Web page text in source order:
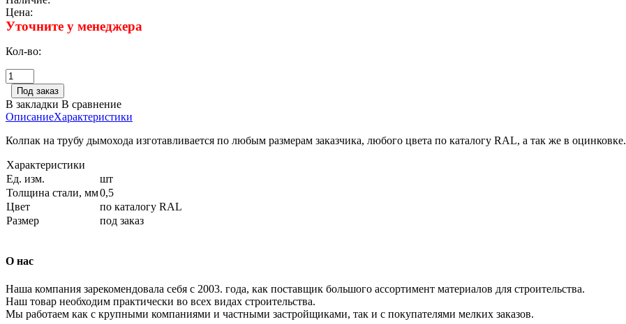
Цена:
Уточните у менеджера
Кол-во:
В закладки В сравнение
ОписаниеХарактеристики
Колпак на трубу дымохода изготавливается по любым размерам заказчика, любого цвета по каталогу RAL, а так же в оцинковке.
Характеристики
Ед. изм.
шт
Толщина стали, мм0,5
Цвет
по каталогу RAL
Размер
под заказ
О нас
Наша компания зарекомендовала себя с 2003. года, как поставщик большого ассортимент материалов для строительства.
Наш товар необходим практически во всех видах строительства.
Мы работаем как с крупными компаниями и частными застройщиками, так и с покупателями мелких заказов.